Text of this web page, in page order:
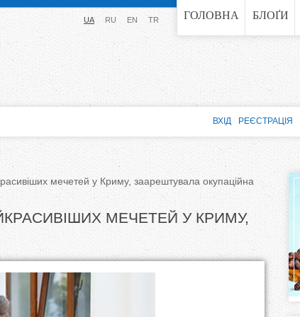
Jump to navigation ГОЛОВНА БЛОҐИ
UA RU EN TR
мечетей у Криму, заарештувала окупаційна
МЕЧЕТЕЙ У КРИМУ,
ВХІД РЕЄСТРАЦІЯ